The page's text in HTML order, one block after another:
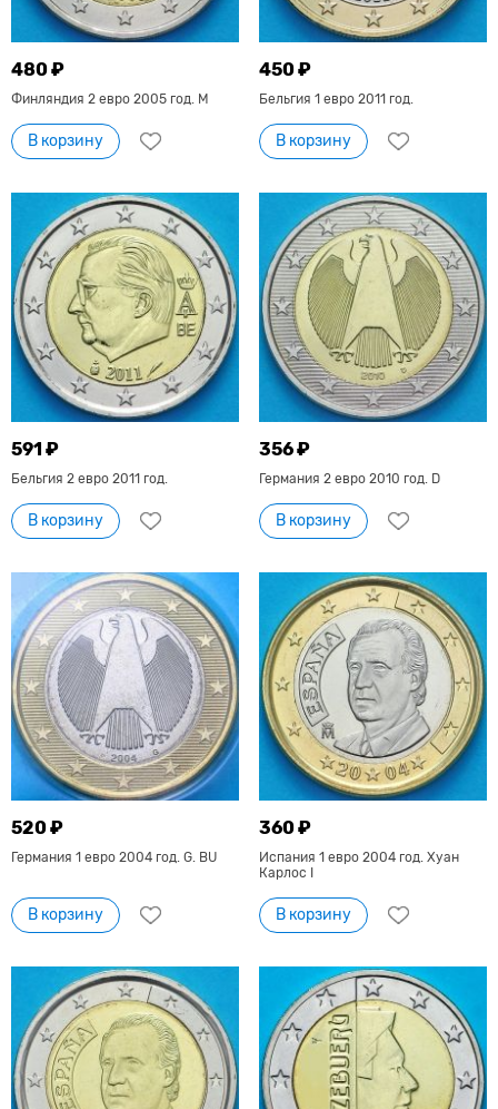
480 ₽
Финляндия 2 евро 2005 год. М
В корзину
450 ₽
Бельгия 1 евро 2011 год.
В корзину
591 ₽
Бельгия 2 евро 2011 год.
В корзину
356 ₽
Германия 2 евро 2010 год. D
В корзину
520 ₽
Германия 1 евро 2004 год. G. BU
В корзину
360 ₽
Испания 1 евро 2004 год. Хуан
Карлос I
В корзину